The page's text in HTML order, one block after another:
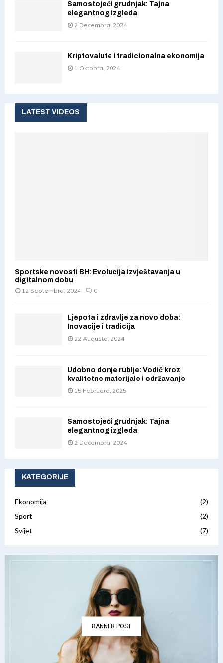
Samostojeći grudnjak: Tajna
elegantnog izgleda
2 Decembra, 2024
Kriptovalute i tradicionalna ekonomija
1 Oktobra, 2024
LATEST VIDEOS
Sportske novosti BH: Evolucija izvještavanja u
digitalnom dobu
12 Septembra, 2024
0
Ljepota i zdravlje za novo doba:
Inovacije i tradicija
22 Augusta, 2024
Udobno donje rublje: Vodič kroz
kvalitetne materijale i održavanje
15 Februara, 2025
Samostojeći grudnjak: Tajna
elegantnog izgleda
2 Decembra, 2024
KATEGORIJE
Ekonomija
(2)
Sport
(2)
Svijet
(7)
BANNER POST